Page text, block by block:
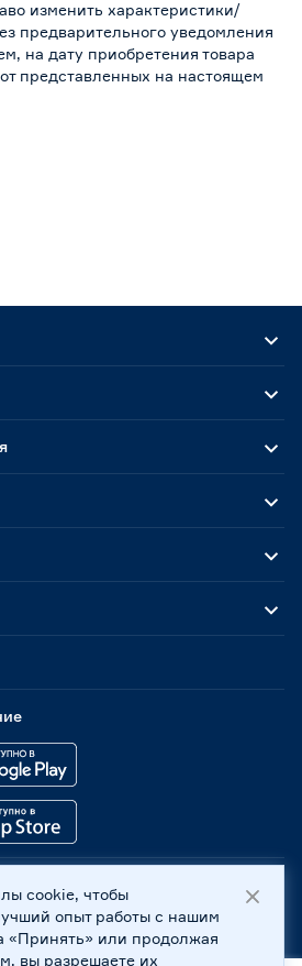
изменить характеристики/
предварительного уведомления
на дату приобретения товара
представленных на настоящем
-2026, 236029, г. Калининград,
7702596813, КПП 390601001 ©
cookie, чтобы
опыт работы с нашим
«Принять» или продолжая
вы разрешаете их